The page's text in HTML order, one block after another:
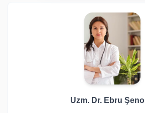
Uzm. Dr. Ebru Şenol